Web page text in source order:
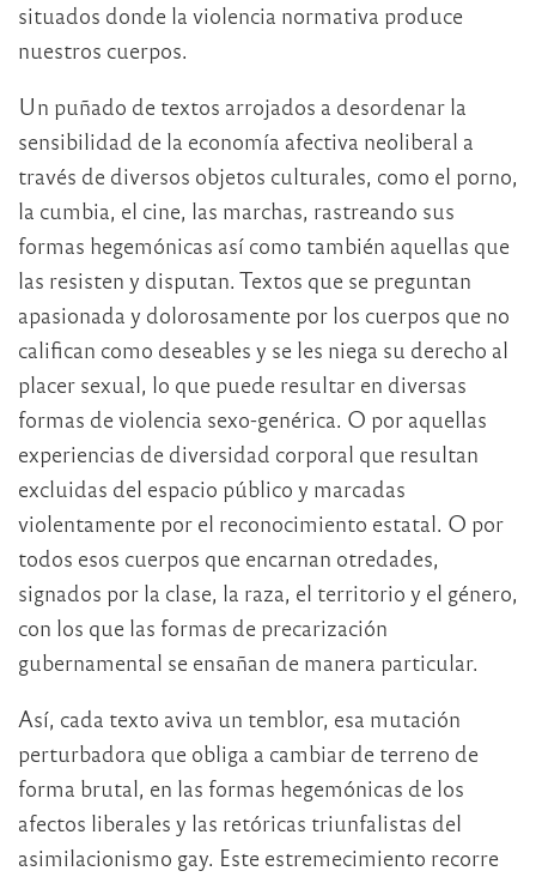
situados donde la violencia normativa produce
nuestros cuerpos.
Un puñado de textos arrojados a desordenar la
sensibilidad de la economía afectiva neoliberal a
través de diversos objetos culturales, como el porno,
la cumbia, el cine, las marchas, rastreando sus
formas hegemónicas así como también aquellas que
las resisten y disputan. Textos que se preguntan
apasionada y dolorosamente por los cuerpos que no
califican como deseables y se les niega su derecho al
placer sexual, lo que puede resultar en diversas
formas de violencia sexo-genérica. O por aquellas
experiencias de diversidad corporal que resultan
excluidas del espacio público y marcadas
violentamente por el reconocimiento estatal. O por
todos esos cuerpos que encarnan otredades,
signados por la clase, la raza, el territorio y el género,
con los que las formas de precarización
gubernamental se ensañan de manera particular.
Así, cada texto aviva un temblor, esa mutación
perturbadora que obliga a cambiar de terreno de
forma brutal, en las formas hegemónicas de los
afectos liberales y las retóricas triunfalistas del
asimilacionismo gay. Este estremecimiento recorre